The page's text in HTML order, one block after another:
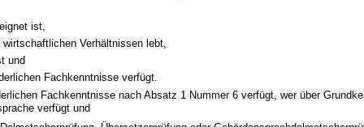
ist,
wirtschaftlichen Verhältnissen lebt,
und
Fachkenntnisse verfügt.
Fachkenntnisse nach Absatz 1 Nummer 6 verfügt, wer über
verfügt und